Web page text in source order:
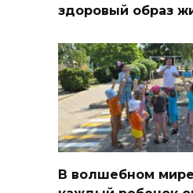
здоровый образ
В волшебном